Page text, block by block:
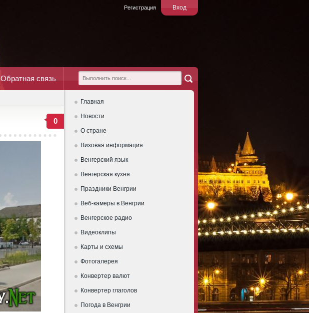
Вход
Регистрация
Обратная связь
Главная
Новости
О стране
Визовая информация
Венгерский язык
Венгерская кухня
Праздники Венгрии
Веб-камеры в Венгрии
Венгерское радио
Видеоклипы
Карты и схемы
Фотогалерея
Конвертер валют
Конвертер глаголов
Погода в Венгрии
0